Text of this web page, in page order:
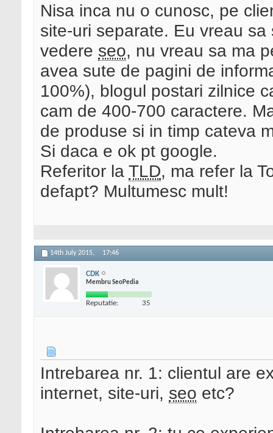
Nisa inca nu o cunosc, pe
site-uri separate. Eu vreau
vedere seo, nu vreau sa ma
avea sute de pagini de
100%), blogul postari zilnice
cam de 400-700 caractere.
de produse si in timp cateva
Si daca e ok pt google.
Referitor la TLD, ma refer la
defapt? Multumesc mult!
14th July 2015, 17:46
CDK
Membru SeoPedia
Reputatie: 35
Intrebarea nr. 1: clientul are
internet, site-uri, seo etc?